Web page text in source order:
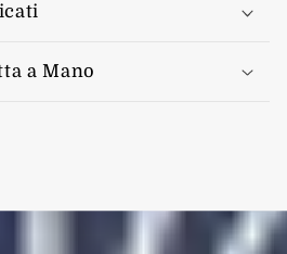
a Mano